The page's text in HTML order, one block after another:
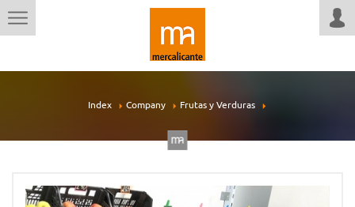
Index Company Frutas y Verduras